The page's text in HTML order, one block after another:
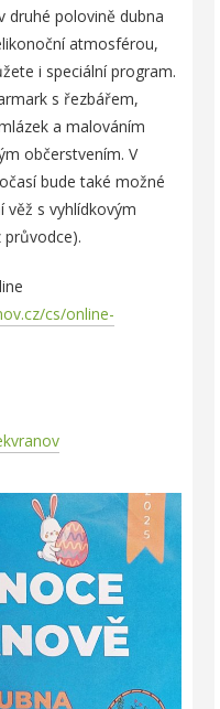
druhé polovině dubna
atmosférou,
i speciální program.
s řezbářem,
a malováním
občerstvením. V
bude také možné
s vyhlídkovým
cs/online-